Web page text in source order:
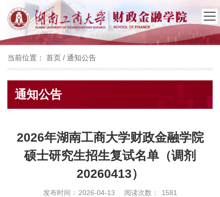
当前位置： 首页 / 通知公告
通知公告
2026年湖南工商大学财政金融学院
硕士研究生招生复试名单（调剂
20260413）
发布时间： 2026-04-13 阅读次数： 1581